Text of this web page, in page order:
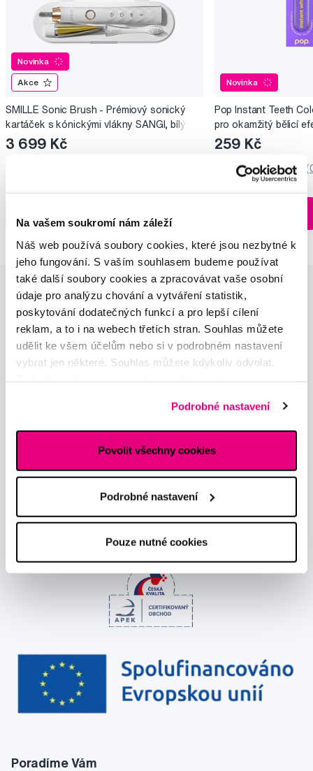
Na vašem soukromí nám záleží
Náš web používá soubory cookies, které jsou nezbytné k
jeho fungování. S vaším souhlasem budeme používat
také další soubory cookies a zpracovávat vaše osobní
údaje pro analýzu chování a vytváření statistik,
poskytování dodatečných funkcí a pro lepší cílení
reklam, a to i na webech třetích stran. Souhlas můžete
udělit ke všem účelům nebo si v podrobném nastavení
vybrat jen některé. Souhlas můžete kdykoliv odvolat.
Podrobné nastavení
Povolit všechny cookies
Podrobné nastavení
Pouze nutné cookies
Novinka
Akce
SMILLE Sonic Brush - Prémiový sonický
kartáček s kónickými vlákny SANGI, bílý
3 699 Kč
13 prodejnách
Novinka
Pop Instant Teeth
pro okamžitý bělicí
259 Kč
0,0/5
Poradíme Vám
Novinky a nabídky
Chci dostávat informace o novinkách a akčních nabídkách
a souhlasím sezpracováním osobních údajůpro tyto účely.